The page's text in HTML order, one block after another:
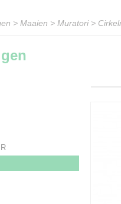
> Maaien > Muratori>